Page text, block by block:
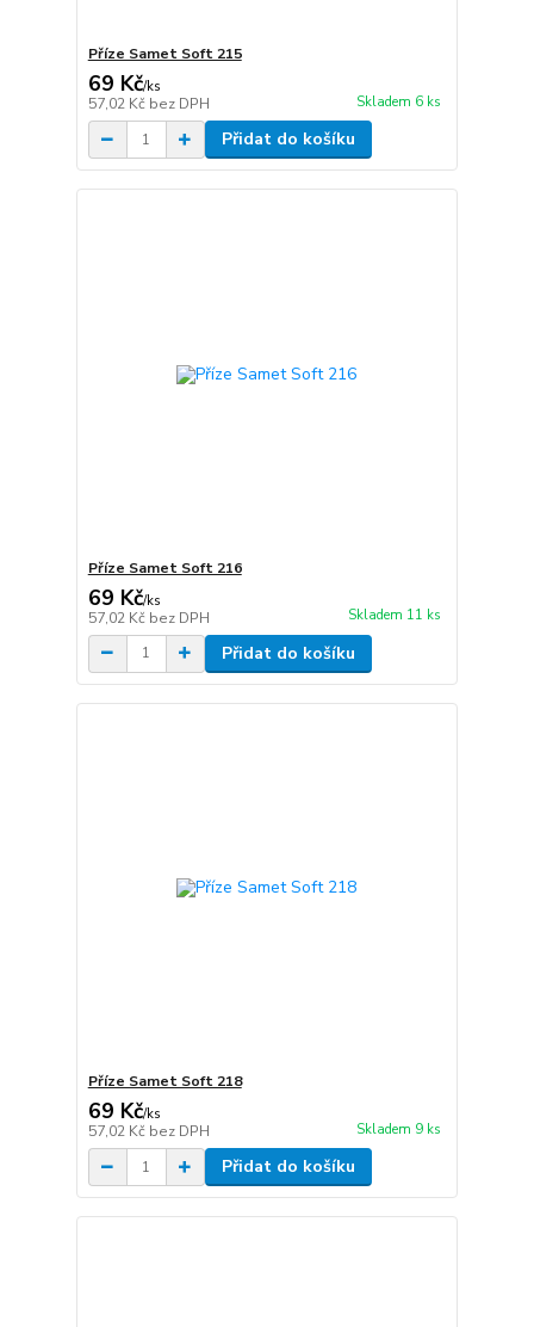
Příze Samet Soft 215
69 Kč/ks
57,02 Kč bez DPH Skladem 6 ks
Přidat do košíku
Příze Samet Soft 216
69 Kč/ks
57,02 Kč bez DPH Skladem 11 ks
Přidat do košíku
Příze Samet Soft 218
69 Kč/ks
57,02 Kč bez DPH Skladem 9 ks
Přidat do košíku